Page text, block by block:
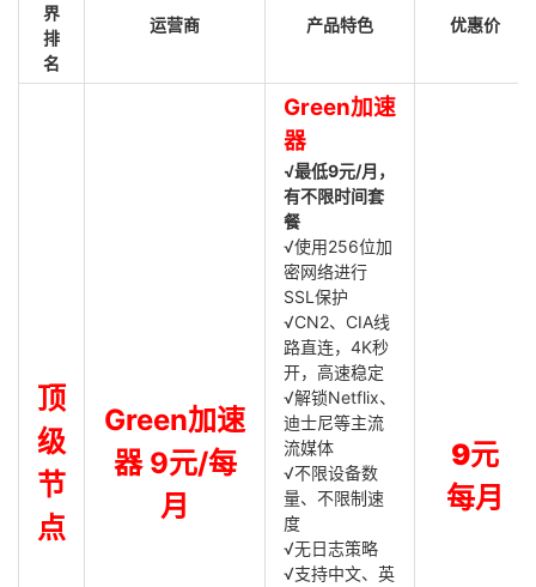
界
排
名
运营商 产品特色 优惠价
顶
级
节
点
Green加速
器 9元/每
月
Green加速
器
√最低9元/月，
有不限时间套
餐
√使用256位加
密网络进行
SSL保护
√CN2、CIA线
路直连，4K秒
开，高速稳定
√解锁Netflix、
迪士尼等主流
流媒体
√不限设备数
量、不限制速
度
√无日志策略
√支持中文、英
9元
每月